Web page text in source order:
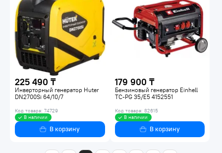
225 490 ₸
Инверторный генератор Huter
DN2700Si 64/10/7
Код товара: 74729
В наличии
В корзину
179 900 ₸
Бензиновый генератор Einhell
TC-PG 35/E5 4152551
Код товара: 82615
В наличии
В корзину